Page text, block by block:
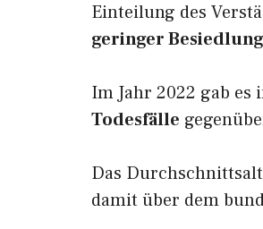
Einteilung des
geringer
Im Jahr 2022 gab es
Todesfälle
Das
damit über dem